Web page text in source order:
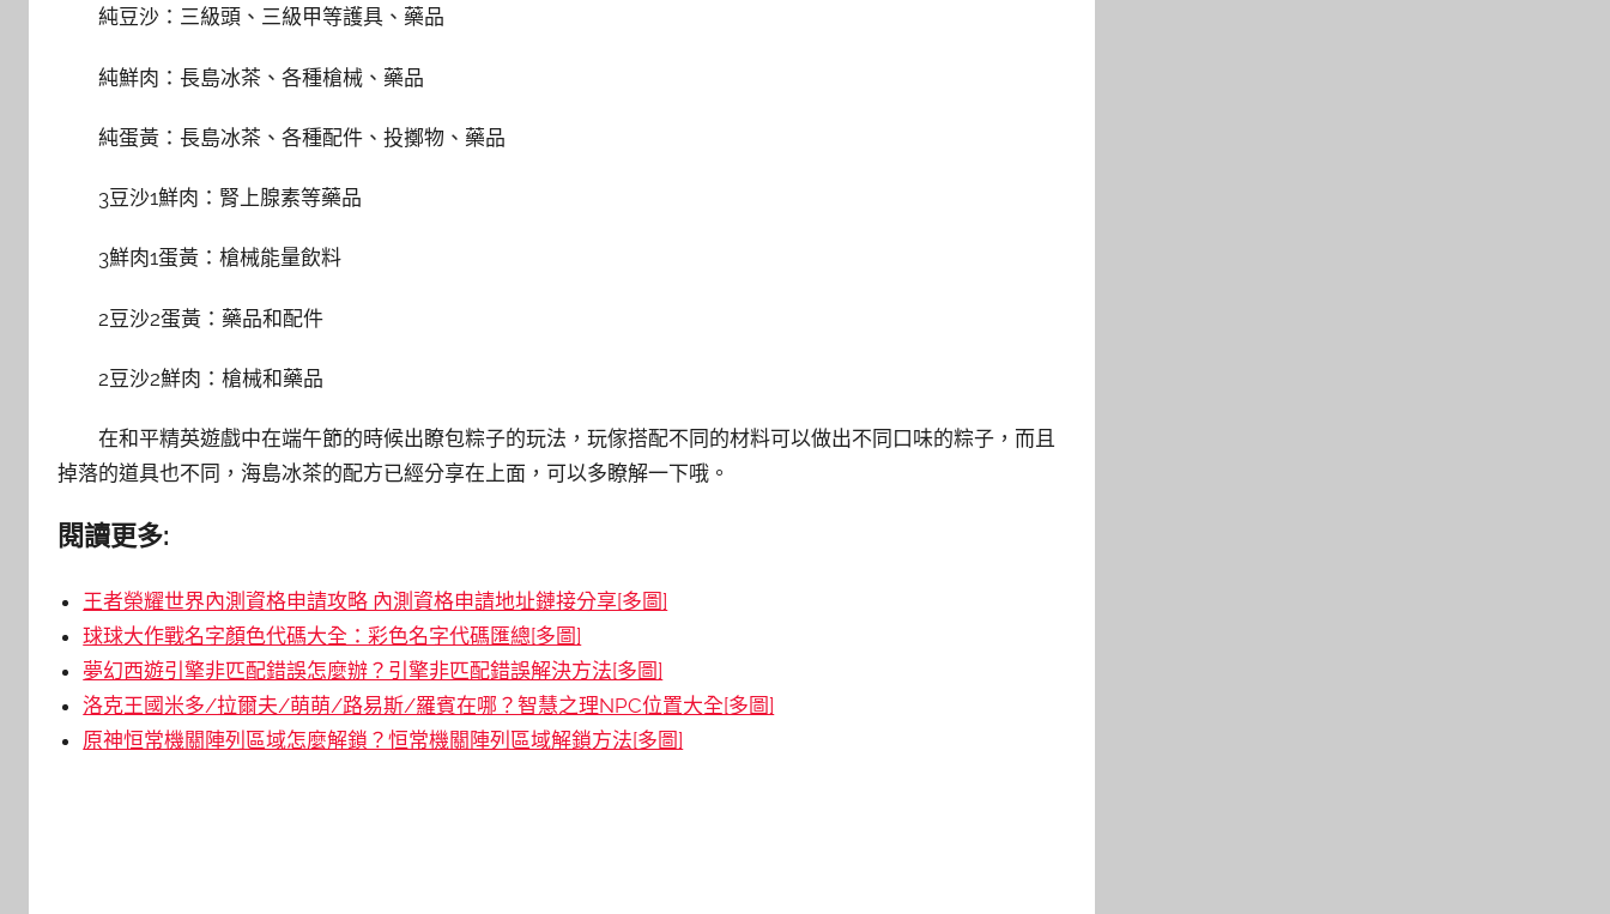
純豆沙：三級頭、三級甲等護具、藥品
純鮮肉：長島冰茶、各種槍械、藥品
純蛋黃：長島冰茶、各種配件、投擲物、藥品
3豆沙1鮮肉：腎上腺素等藥品
3鮮肉1蛋黃：槍械能量飲料
2豆沙2蛋黃：藥品和配件
2豆沙2鮮肉：槍械和藥品
在和平精英遊戲中在端午節的時候出瞭包粽子的玩法，玩傢搭配不同的材料可以做出不同口味的粽子，而且
掉落的道具也不同，海島冰茶的配方已經分享在上面，可以多瞭解一下哦。
閱讀更多:
王者榮耀世界內測資格申請攻略 內測資格申請地址鏈接分享[多圖]
球球大作戰名字顏色代碼大全：彩色名字代碼匯總[多圖]
夢幻西遊引擎非匹配錯誤怎麼辦？引擎非匹配錯誤解決方法[多圖]
洛克王國米多/拉爾夫/萌萌/路易斯/羅賓在哪？智慧之理NPC位置大全[多圖]
原神恒常機關陣列區域怎麼解鎖？恒常機關陣列區域解鎖方法[多圖]